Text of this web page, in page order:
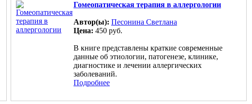
Гомеопатическая терапия в аллергологии
Автор(ы): Песонина Светлана
Цена: 450 руб.
В книге представлены краткие современные
данные об этиологии, патогенезе, клинике,
диагностике и лечении аллергических
заболеваний.
Подробнее